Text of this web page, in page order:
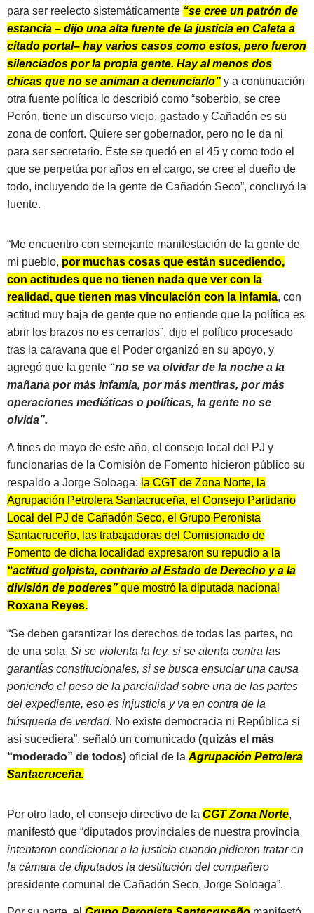
para ser reelecto sistemáticamente “se cree un patrón de
estancia – dijo una alta fuente de la justicia en Caleta a
citado portal– hay varios casos como estos, pero fueron
silenciados por la propia gente. Hay al menos dos
chicas que no se animan a denunciarlo” y a continuación
otra fuente política lo describió como “soberbio, se cree
Perón, tiene un discurso viejo, gastado y Cañadón es su
zona de confort. Quiere ser gobernador, pero no le da ni
para ser secretario. Éste se quedó en el 45 y como todo el
que se perpetúa por años en el cargo, se cree el dueño de
todo, incluyendo de la gente de Cañadón Seco”, concluyó la
fuente.
“Me encuentro con semejante manifestación de la gente de
mi pueblo, por muchas cosas que están sucediendo,
con actitudes que no tienen nada que ver con la
realidad, que tienen mas vinculación con la infamia, con
actitud muy baja de gente que no entiende que la política es
abrir los brazos no es cerrarlos”, dijo el político procesado
tras la caravana que el Poder organizó en su apoyo, y
agregó que la gente “no se va olvidar de la noche a la
mañana por más infamia, por más mentiras, por más
operaciones mediáticas o políticas, la gente no se
olvida”.
A fines de mayo de este año, el consejo local del PJ y
funcionarias de la Comisión de Fomento hicieron público su
respaldo a Jorge Soloaga: la CGT de Zona Norte, la
Agrupación Petrolera Santacruceña, el Consejo Partidario
Local del PJ de Cañadón Seco, el Grupo Peronista
Santacruceño, las trabajadoras del Comisionado de
Fomento de dicha localidad expresaron su repudio a la
“actitud golpista, contrario al Estado de Derecho y a la
división de poderes” que mostró la diputada nacional
Roxana Reyes.
“Se deben garantizar los derechos de todas las partes, no
de una sola. Si se violenta la ley, si se atenta contra las
garantías constitucionales, si se busca ensuciar una causa
poniendo el peso de la parcialidad sobre una de las partes
del expediente, eso es injusticia y va en contra de la
búsqueda de verdad. No existe democracia ni República si
así sucediera”, señaló un comunicado (quizás el más
“moderado” de todos) oficial de la Agrupación Petrolera
Santacruceña.
Por otro lado, el consejo directivo de la CGT Zona Norte,
manifestó que “diputados provinciales de nuestra provincia
intentaron condicionar a la justicia cuando pidieron tratar en
la cámara de diputados la destitución del compañero
presidente comunal de Cañadón Seco, Jorge Soloaga”.